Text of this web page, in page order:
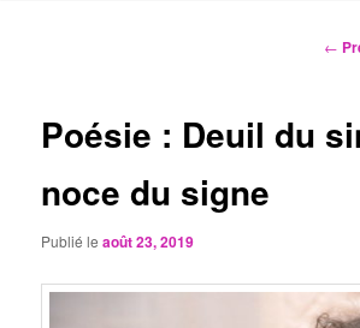
←
Poésie : Deuil du
noce du signe
Publié leaoût 23, 2019